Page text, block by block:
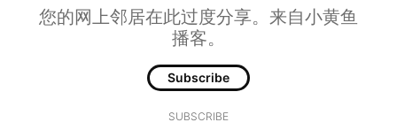
您的网上邻居在此过度分享。来自小黄鱼
播客。
Subscribe
SUBSCRIBE